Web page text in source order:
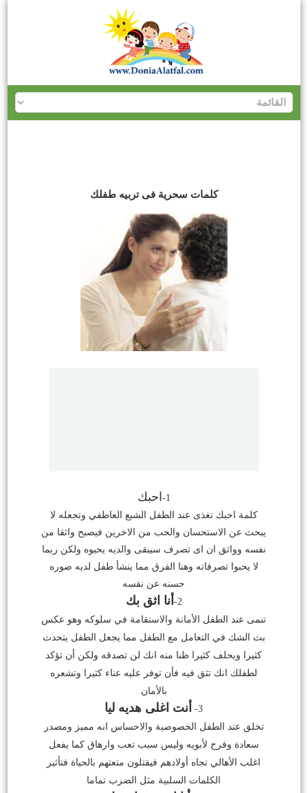
كلمات سحرية فى تربيه طفلك
1- احبك
كلمة احبك تغذى عند الطفل الشبع العاطفي وتجعله لا
يبحث عن الاستحسان والحب من الاخرين فيصبح واثقا من
نفسه وواثق ان اى تصرف سيبقى والديه يحبوه ولكن ربما
لا يحبوا تصرفاته وهنا الفرق مما ينشأ طفل لديه صوره
حسنه عن نفسه
2- أنا اثق بك
تنمى عند الطفل الأمانة والاستقامة في سلوكه وهو عكس
بث الشك في التعامل مع الطفل مما يجعل الطفل يتحدث
كثيرا ويحلف كثيرا ظنا منه انك لن تصدقه ولكن أن تؤكد
لطفلك انك تثق فيه فأن توفر عليه عناء كثيرا وتشعره
بالأمان
3-
أنت اغلى هديه ليا
تخلق عند الطفل الخصوصية والاحساس انه مميز ومصدر
سعادة وفرح لأبويه وليس سبب تعب وارهاق كما يفعل
اغلب الأهالي تجاه أولادهم فيقتلون متعتهم بالحياة فتأثير
الكلمات السلبية مثل الضرب تماما